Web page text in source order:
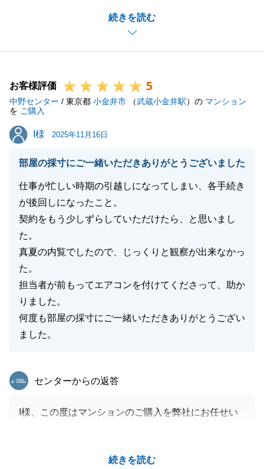
続きを読む
誠にありがとうございました。
スケジュールに関しても、こちらの要望にご了承いた
だいたり、お忙しい中でも早急にご返信いただき大変
今回のお取引を機会にまた当社をご利用頂けますと幸
いです。
今後とも東急リバブルをご愛顧のほどよろしくお願い
申し上げます。
閉じる
お客様評価 5
中野センター / 東京都 小金井市 （武蔵小金井駅）の マンション
を ご購入
I様
I様 2025年11月16日
部屋の採寸にご一緒いただきありがとうございました
仕事が忙しい時期の引越しになってしまい、各手続き
が後回しになったこと。
契約をもう少しずらしていただけたら、と思いまし
た。
真夏の内覧でしたので、じっくりと観察が出来なかっ
た。
担当者が前もってエアコンを付けてくださって、助か
りました。
何度も部屋の採寸にご一緒いただきありがとうござい
ました。
続きを読む
東急リバブル
センターからの返答
I様、この度はマンションのご購入を弊社にお任せい
際があったと思いますが、快くお引き受けくださり、